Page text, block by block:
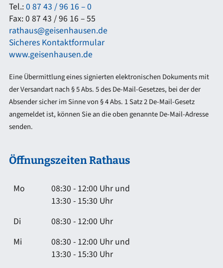
Tel.:0 87 43 / 96 16 – 0
Fax: 0 87 43 / 96 16 – 55
rathaus@geisenhausen.de
Sicheres Kontaktformular
www.geisenhausen.de
Eine Übermittlung eines signierten elektronischen Dokuments mit
der Versandart nach § 5 Abs. 5 des De-Mail-Gesetzes, bei der der
Absender sicher im Sinne von § 4 Abs. 1 Satz 2 De-Mail-Gesetz
angemeldet ist, können Sie an die oben genannte De-Mail-Adresse
senden.
Öffnungszeiten Rathaus
Mo
08:30 - 12:00 Uhr und
13:30 - 15:30 Uhr
Di
08:30 - 12:00 Uhr
Mi
08:30 - 12:00 Uhr und
13:30 - 15:30 Uhr